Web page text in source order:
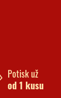
Potisk už
od 1 kusu